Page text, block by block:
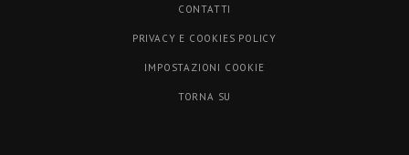
CONTATTI
PRIVACY E COOKIES POLICY
IMPOSTAZIONI COOKIE
TORNA SU